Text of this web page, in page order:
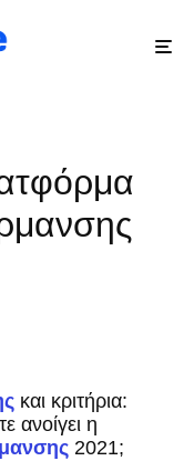
και κριτήρια:
ανοίγει η
2021;